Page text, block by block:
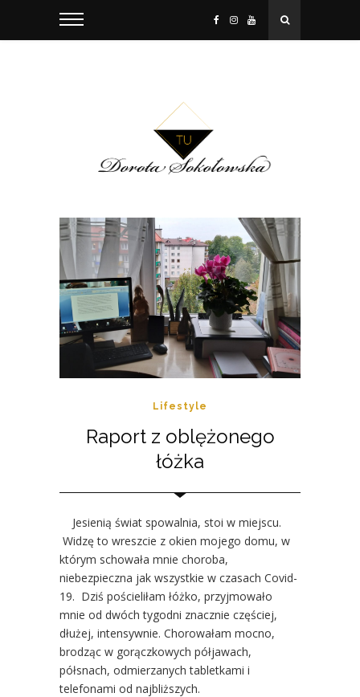
Lifestyle
Raport z oblężonego
łóżka
Jesienią świat spowalnia, stoi w miejscu.
Widzę to wreszcie z okien mojego domu, w
którym schowała mnie choroba,
niebezpieczna jak wszystkie w czasach Covid-
19. Dziś pościeliłam łóżko, przyjmowało
mnie od dwóch tygodni znacznie częściej,
dłużej, intensywnie. Chorowałam mocno,
brodząc w gorączkowych półjawach,
półsnach, odmierzanych tabletkami i
telefonami od najbliższych.